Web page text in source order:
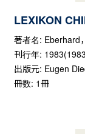
LEXIKON
著者名: Eberhard
刊行年:
出版元: Eugen
冊数: 1冊